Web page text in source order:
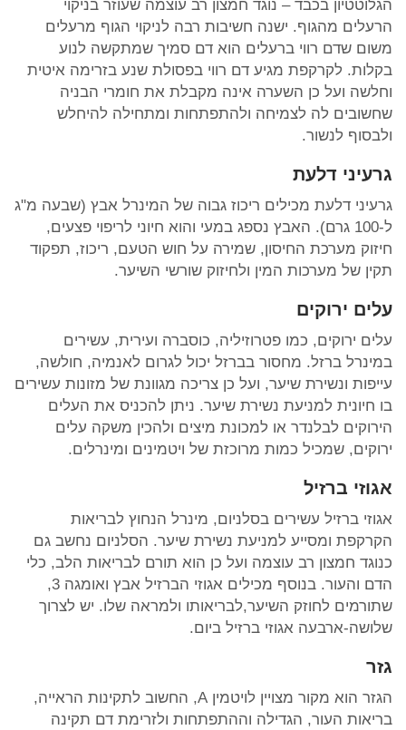
הגלוטטיון בכבד – נוגד חמצון רב עוצמה שעוזר בניקוי
הרעלים מהגוף. ישנה חשיבות רבה לניקוי הגוף מרעלים
משום שדם רווי ברעלים הוא דם סמיך שמתקשה לנוע
בקלות. לקרקפת מגיע דם רווי בפסולת שנע בזרימה איטית
וחלשה ועל כן השערה אינה מקבלת את חומרי הבניה
שחשובים לה לצמיחה ולהתפתחות ומתחילה להיחלש
ולבסוף לנשור.
גרעיני דלעת
גרעיני דלעת מכילים ריכוז גבוה של המינרל אבץ (שבעה מ"ג
ל-100 גרם). האבץ נספג במעי והוא חיוני לריפוי פצעים,
חיזוק מערכת החיסון, שמירה על חוש הטעם, ריכוז, תפקוד
תקין של מערכות המין ולחיזוק שורשי השיער.
עלים ירוקים
עלים ירוקים, כמו פטרוזיליה, כוסברה ועירית, עשירים
במינרל ברזל. מחסור בברזל יכול לגרום לאנמיה, חולשה,
עייפות ונשירת שיער, ועל כן צריכה מגוונת של מזונות עשירים
בו חיונית למניעת נשירת שיער. ניתן להכניס את העלים
הירוקים לבלנדר או למכונת מיצים ולהכין משקה עלים
ירוקים, שמכיל כמות מרוכזת של ויטמינים ומינרלים.
אגוזי ברזיל
אגוזי ברזיל עשירים בסלניום, מינרל הנחוץ לבריאות
הקרקפת ומסייע למניעת נשירת שיער. הסלניום נחשב גם
כנוגד חמצון רב עוצמה ועל כן הוא תורם לבריאות הלב, כלי
הדם והעור. בנוסף מכילים אגוזי הברזיל אבץ ואומגה 3,
שתורמים לחוזק השיער,לבריאותו ולמראה שלו. יש לצרוך
שלושה-ארבעה אגוזי ברזיל ביום.
גזר
הגזר הוא מקור מצויין לויטמין A, החשוב לתקינות הראייה,
בריאות העור, הגדילה וההתפתחות ולזרימת דם תקינה